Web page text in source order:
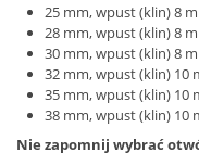
25 mm, wpust (klin) 8
28 mm, wpust (klin) 8
30 mm, wpust (klin) 8
32 mm, wpust (klin) 10
35 mm, wpust (klin) 10
38 mm, wpust (klin) 10
Nie zapomnij wybrać